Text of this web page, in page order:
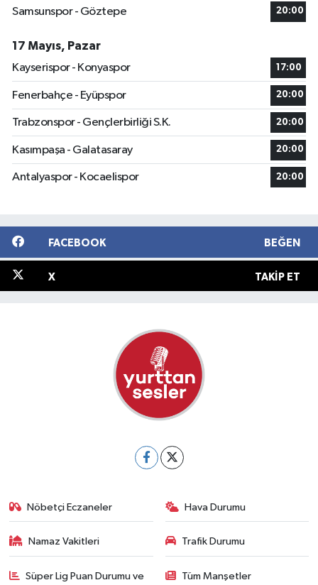
Samsunspor - Göztepe 20:00
17 Mayıs, Pazar
Kayserispor - Konyaspor
17:00
Fenerbahçe - Eyüpspor 20:00
Trabzonspor - Gençlerbirliği S.K. 20:00
Kasımpaşa - Galatasaray 20:00
Antalyaspor - Kocaelispor 20:00
FACEBOOK BEĞEN
X TAKIP ET
Nöbetçi Eczaneler Hava Durumu
Namaz Vakitleri Trafik Durumu
Süper Lig Puan Durumu ve Tüm Manşetler